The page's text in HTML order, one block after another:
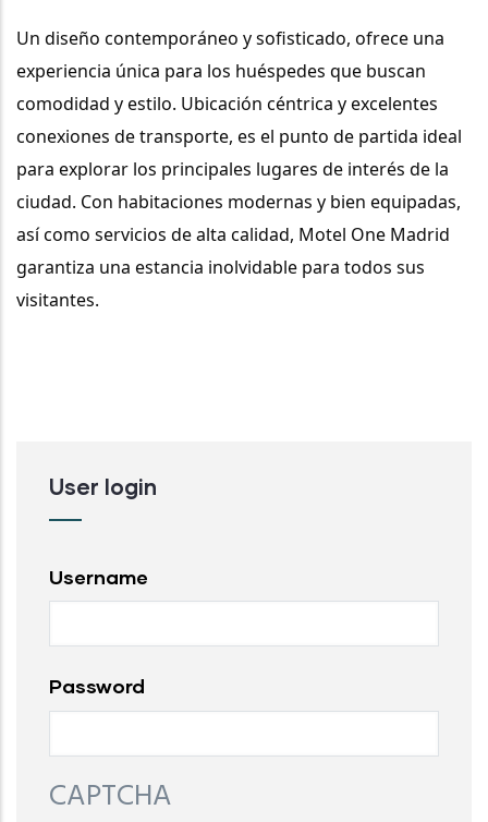
Un diseño contemporáneo y sofisticado, ofrece una
experiencia única para los huéspedes que buscan
comodidad y estilo. Ubicación céntrica y excelentes
conexiones de transporte, es el punto de partida ideal
para explorar los principales lugares de interés de la
ciudad. Con habitaciones modernas y bien equipadas,
así como servicios de alta calidad, Motel One Madrid
garantiza una estancia inolvidable para todos sus
visitantes.
User login
Username
Password
CAPTCHA